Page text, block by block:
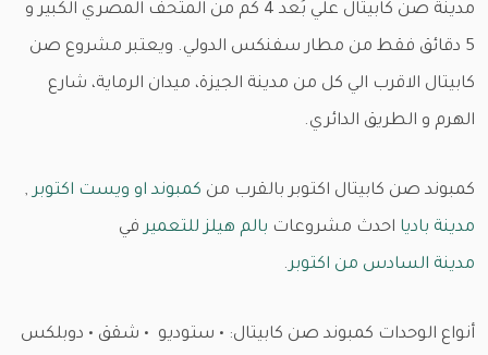
مدينة صن كابيتال علي بُعد 4 كم من المتحف المصري الكبير و
5 دقائق فقط من مطار سفنكس الدولي. ويعتبر مشروع صن
كابيتال الاقرب الي كل من مدينة الجيزة، ميدان الرماية، شارع
الهرم و الطريق الدائري.
كمبوند صن كابيتال اكتوبر بالقرب من كمبوند او ويست اكتوبر,
مدينة باديا احدث مشروعات بالم هيلز للتعميرفي
مدينة السادس من اكتوبر.
أنواع الوحدات كمبوند صن كابيتال: • ستوديو • شقق • دوبلكس